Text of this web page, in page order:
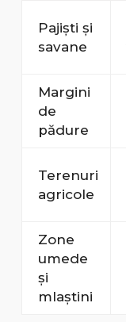
Pajiști și
savane
Margini
de
pădure
Terenuri
agricole
Zone
umede
și
mlaștini